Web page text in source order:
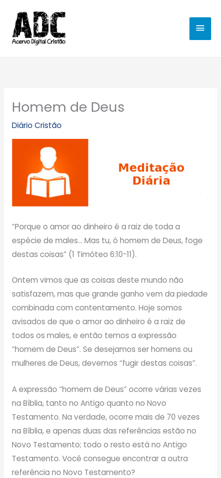
para
conteúdo
Homem de Deus
Diário Cristão
“Porque o amor ao dinheiro é a raiz de toda a
espécie de males… Mas tu, ó homem de Deus, foge
destas coisas” (1 Timóteo 6:10-11).
Ontem vimos que as coisas deste mundo não
satisfazem, mas que grande ganho vem da piedade
combinada com contentamento. Hoje somos
avisados de que o amor ao dinheiro é a raiz de
todos os males, e então temos a expressão
“homem de Deus”. Se desejamos ser homens ou
mulheres de Deus, devemos “fugir destas coisas”.
A expressão “homem de Deus” ocorre várias vezes
na Bíblia, tanto no Antigo quanto no Novo
Testamento. Na verdade, ocorre mais de 70 vezes
na Bíblia, e apenas duas das referências estão no
Novo Testamento; todo o resto está no Antigo
Testamento. Você consegue encontrar a outra
referência no Novo Testamento?